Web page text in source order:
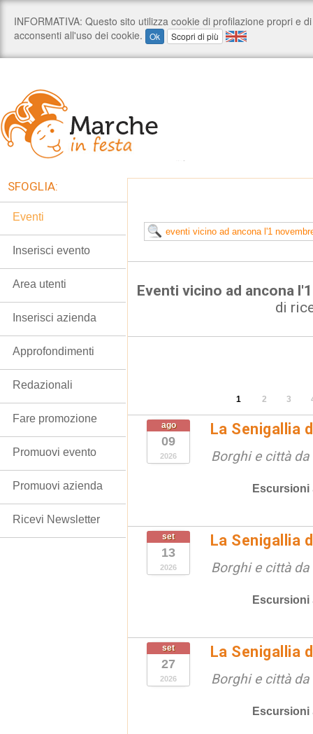
Eventi vicino ad ancona
di
1 2 3
ago
09
2026
La Senigallia
Borghi e città
Escursioni
set
13
2026
La Senigallia
Borghi e città
Escursioni
set
27
2026
La Senigallia
Borghi e città
Escursioni
SFOGLIA:
Eventi
Inserisci evento
Area utenti
Inserisci azienda
Approfondimenti
Redazionali
Fare promozione
Promuovi evento
Promuovi azienda
Ricevi Newsletter